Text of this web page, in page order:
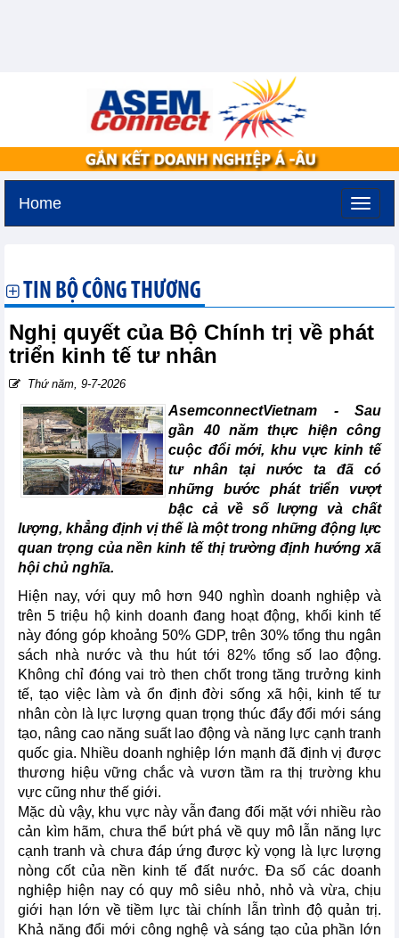
Home
TIN BỘ CÔNG THƯƠNG
Nghị quyết của Bộ Chính trị về phát
triển kinh tế tư nhân
Thứ năm, 9-7-2026
AsemconnectVietnam - Sau
gần 40 năm thực hiện công
cuộc đổi mới, khu vực kinh tế
tư nhân tại nước ta đã có
những bước phát triển vượt
bậc cả về số lượng và chất
lượng, khẳng định vị thế là một trong những động lực
quan trọng của nền kinh tế thị trường định hướng xã
hội chủ nghĩa.
Hiện nay, với quy mô hơn 940 nghìn doanh nghiệp và
trên 5 triệu hộ kinh doanh đang hoạt động, khối kinh tế
này đóng góp khoảng 50% GDP, trên 30% tổng thu ngân
sách nhà nước và thu hút tới 82% tổng số lao động.
Không chỉ đóng vai trò then chốt trong tăng trưởng kinh
tế, tạo việc làm và ổn định đời sống xã hội, kinh tế tư
nhân còn là lực lượng quan trọng thúc đẩy đổi mới sáng
tạo, nâng cao năng suất lao động và năng lực cạnh tranh
quốc gia. Nhiều doanh nghiệp lớn mạnh đã định vị được
thương hiệu vững chắc và vươn tầm ra thị trường khu
vực cũng như thế giới.
Mặc dù vậy, khu vực này vẫn đang đối mặt với nhiều rào
cản kìm hãm, chưa thể bứt phá về quy mô lẫn năng lực
cạnh tranh và chưa đáp ứng được kỳ vọng là lực lượng
nòng cốt của nền kinh tế đất nước. Đa số các doanh
nghiệp hiện nay có quy mô siêu nhỏ, nhỏ và vừa, chịu
giới hạn lớn về tiềm lực tài chính lẫn trình độ quản trị.
Khả năng đổi mới công nghệ và sáng tạo của phần lớn